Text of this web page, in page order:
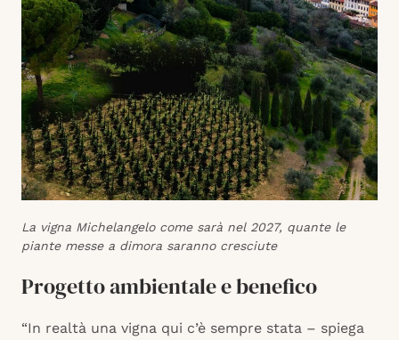
La vigna Michelangelo come sarà nel 2027, quante le
piante messe a dimora saranno cresciute
Progetto ambientale e benefico
“In realtà una vigna qui c’è sempre stata – spiega